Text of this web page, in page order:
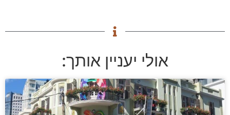
אולי יעניין אותך: